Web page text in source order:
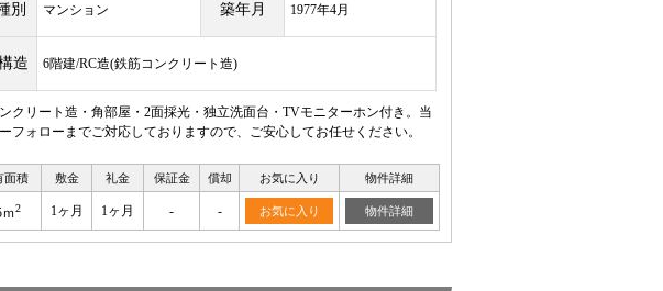
別 マンション 築年月 1977年4月
造 6階建/RC造(鉄筋コンクリート造)
クリート造・角部屋・2面採光・独立洗面台・TVモニターホン付き。当
ォローまでご対応しておりますので、ご安心してお任せください。
面積 敷金 礼金 保証金 償却 お気に入り 物件詳細
ｍ2 1ヶ月 1ヶ月 - - お気に入り 物件詳細